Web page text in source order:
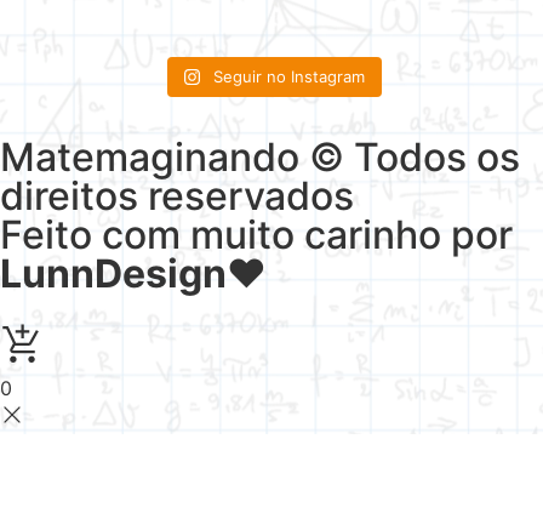
Seguir no Instagram
Matemaginando © Todos os
direitos reservados
Feito com muito carinho por
LunnDesign♥
0